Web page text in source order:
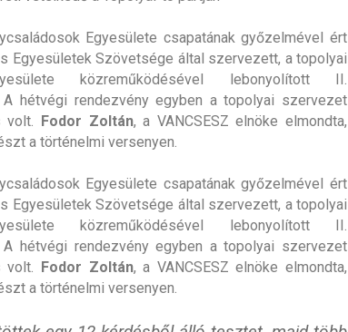
Egyesülete csapatának győzelmével ért
Egyesületek Szövetsége által szervezett, a topolyai
közreműködésével lebonyolított II.
hétvégi rendezvény egyben a topolyai szervezet
volt. Fodor Zoltán, a VANCSESZ elnöke elmondta,
a történelmi versenyen.
Egyesülete csapatának győzelmével ért
Egyesületek Szövetsége által szervezett, a topolyai
közreműködésével lebonyolított II.
hétvégi rendezvény egyben a topolyai szervezet
volt. Fodor Zoltán, a VANCSESZ elnöke elmondta,
a történelmi versenyen.